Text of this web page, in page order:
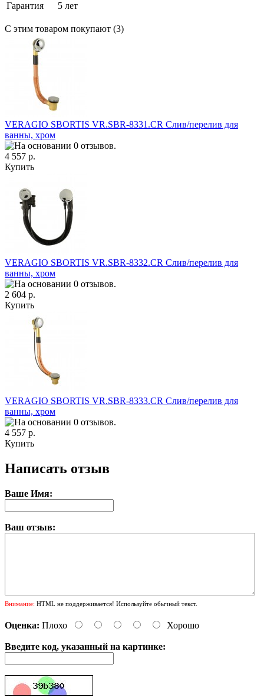
Гарантия
5 лет
С этим товаром покупают (3)
VERAGIO SBORTIS VR.SBR-8331.CR Слив/перелив для
ванны, хром
4 557 р.
Купить
VERAGIO SBORTIS VR.SBR-8332.СR Слив/перелив для
ванны, хром
2 604 р.
Купить
VERAGIO SBORTIS VR.SBR-8333.CR Слив/перелив для
ванны, хром
4 557 р.
Купить
Написать отзыв
Ваше Имя:
Ваш отзыв:
Внимание: HTML не поддерживается! Используйте обычный текст.
Оценка: Плохо Хорошо
Введите код, указанный на картинке: